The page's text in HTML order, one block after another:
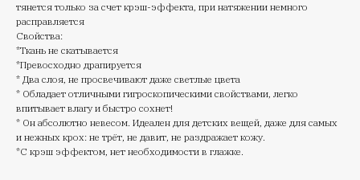
тянется только за счет крэш-эффекта, при натяжении немного
расправляется
Свойства:
*Ткань не скатывается
*Превосходно драпируется
* Два слоя, не просвечивают даже светлые цвета
* Обладает отличными гигроскопическими свойствами, легко
впитывает влагу и быстро сохнет!
* Он абсолютно невесом. Идеален для детских вещей, даже для самых
и нежных крох: не трёт, не давит, не раздражает кожу.
*С крэш эффектом, нет необходимости в глажке.